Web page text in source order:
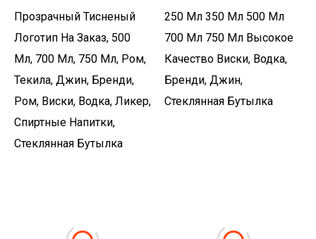
Прозрачный Тисненый
Логотип На Заказ, 500
Мл, 700 Мл, 750 Мл, Ром,
Текила, Джин, Бренди,
Ром, Виски, Водка, Ликер,
Спиртные Напитки,
Стеклянная Бутылка
250 Мл 350 Мл 500 Мл
700 Мл 750 Мл Высокое
Качество Виски, Водка,
Бренди, Джин,
Стеклянная Бутылка